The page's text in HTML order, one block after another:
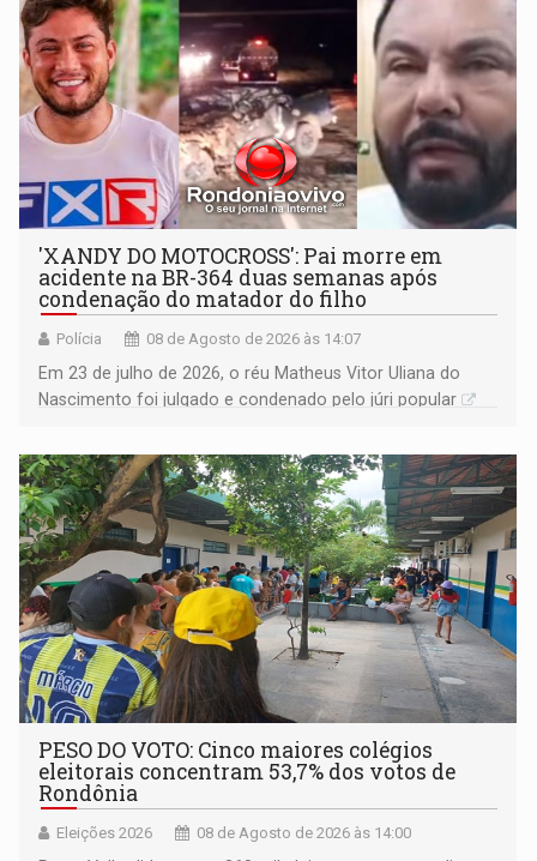
'XANDY DO MOTOCROSS': Pai morre em
acidente na BR-364 duas semanas após
condenação do matador do filho
Polícia 08 de Agosto de 2026 às 14:07
Em 23 de julho de 2026, o réu Matheus Vitor Uliana do
Nascimento foi julgado e condenado pelo júri popular
PESO DO VOTO: Cinco maiores colégios
eleitorais concentram 53,7% dos votos de
Rondônia
Eleições 2026 08 de Agosto de 2026 às 14:00